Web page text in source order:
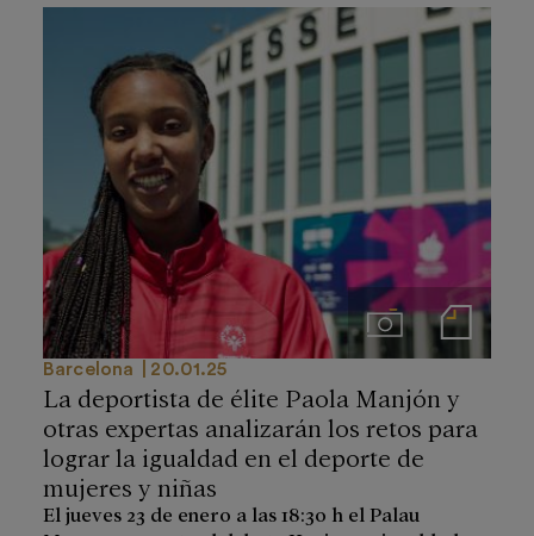
ImágenesNotas de prensa
Barcelona 20.01.25
La deportista de élite Paola Manjón y
otras expertas analizarán los retos para
lograr la igualdad en el deporte de
mujeres y niñas
El jueves 23 de enero a las 18:30 h el Palau